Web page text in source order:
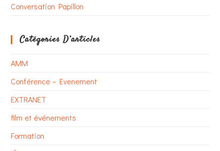
Conversation Papillon
Catégories D’articles
AMM
Conférence – Evenement
EXTRANET
film et événements
Formation